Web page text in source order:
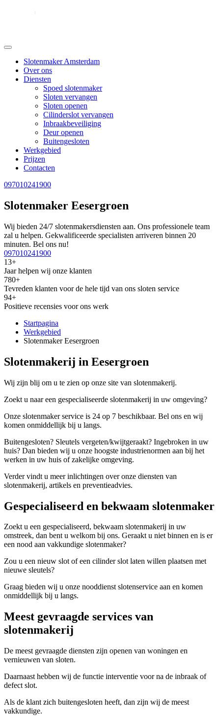
Slotenmaker Amsterdam
Over ons
Diensten
Spoed slotenmaker
Sloten vervangen
Sloten openen
Cilinderslot vervangen
Inbraakbeveiliging
Deur openen
Buitengesloten
Werkgebied
Prijzen
Contacten
097010241900
Slotenmaker Eesergroen
Wij bieden 24/7 slotenmakersdiensten aan. Ons professionele team
zal u helpen. Gekwalificeerde specialisten arriveren binnen 20
minuten. Bel ons nu!
097010241900
13+
Jaar helpen wij onze klanten
780+
Tevreden klanten voor de hele tijd van ons sloten service
94+
Positieve recensies voor ons werk
Startpagina
Werkgebied
Slotenmaker Eesergroen
Slotenmakerij in Eesergroen
Wij zijn blij om u te zien op onze site van slotenmakerij.
Zoekt u naar een gespecialiseerde slotenmakerij in uw omgeving?
Onze slotenmaker service is 24 op 7 beschikbaar. Bel ons en wij
komen onmiddellijk bij u langs.
Buitengesloten? Sleutels vergeten/kwijtgeraakt? Ingebroken in uw
huis? Dan bieden wij u onze hoogste industrienormen aan bij het
werken in uw huis of zakelijke omgeving.
Verder vindt u meer inlichtingen over onze diensten van
slotenmakerij, artikels en preventieadvies.
Gespecialiseerd en bekwaam slotenmaker
Zoekt u een gespecialiseerd, bekwaam slotenmakerij in uw
omstreek, dan bent u welkom bij ons. Geraakt u niet binnen en is er
een nood aan vakkundige slotenmaker?
Zou u een nieuw slot of een cilinder slot laten willen plaatsen met
nieuwe sleutels?
Graag bieden wij u onze nooddienst slotenservice aan en komen
onmiddellijk bij u langs.
Meest gevraagde services van
slotenmakerij
De meest gevraagde diensten zijn openen van woningen en
vernieuwen van sloten.
Daarnaast hebben wij de functie interventie voor na de inbraak of
defect slot.
Als de klant zich buitengesloten heeft, dan zijn wij de meest
vakkundige.